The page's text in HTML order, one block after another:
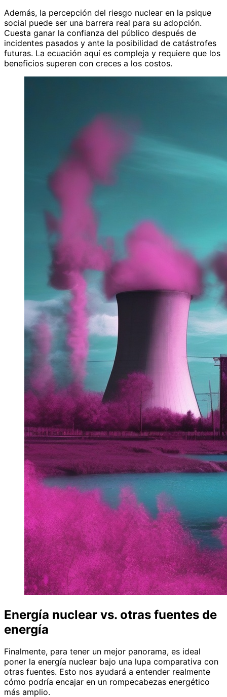
Además, la percepción del riesgo nuclear en la psique
social puede ser una barrera real para su adopción.
Cuesta ganar la confianza del público después de
incidentes pasados y ante la posibilidad de catástrofes
futuras. La ecuación aquí es compleja y requiere que los
beneficios superen con creces a los costos.
Energía nuclear vs. otras fuentes de
energía
Finalmente, para tener un mejor panorama, es ideal
poner la energía nuclear bajo una lupa comparativa con
otras fuentes. Esto nos ayudará a entender realmente
cómo podría encajar en un rompecabezas energético
más amplio.